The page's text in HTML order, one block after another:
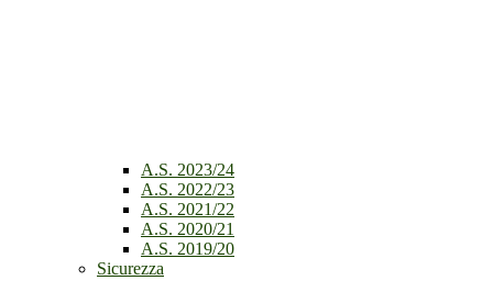
A.S. 2023/24
A.S. 2022/23
A.S. 2021/22
A.S. 2020/21
A.S. 2019/20
Sicurezza